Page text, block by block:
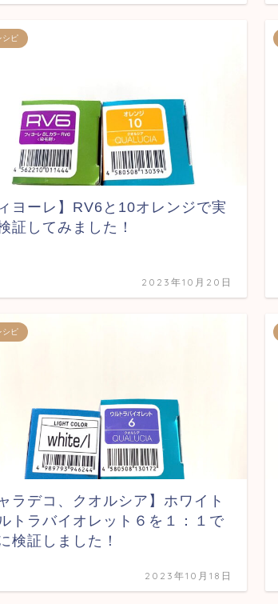
シピ
ィヨーレ】RV6と10オレンジで実
証してみました！
2023年10月20日
シピ
ャラデコ、クオルシア】ホワイト
トラバイオレット６を１：１で
検証しました！
2023年10月18日